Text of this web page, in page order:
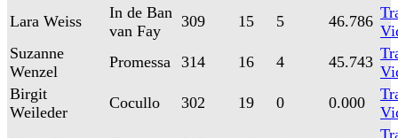
Lara Weiss
In de Ban
van Fay
309 15 5 46.786
Suzanne
Wenzel
Promessa 314 16 4 45.743
Birgit
Weileder
Cocullo 302 19 0 0.000